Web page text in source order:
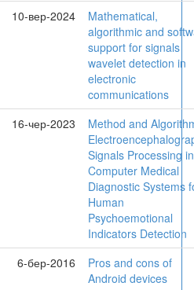
10-вер-2024
Mathematical,
algorithmic and
support for signals
wavelet detection in
electronic
communications
16-чер-2023
Method and
Signals Processing in
Computer Medical
Diagnostic Systems
Human
Psychoemotional
Indicators Detection
6-бер-2016
Pros and cons of
Android devices